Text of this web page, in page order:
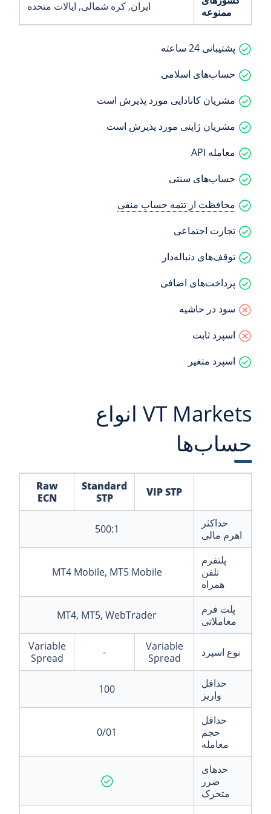
ممنوعه
ایران, کره شمالی, ایالات متحده
پشتیبانی 24 ساعته
حساب‌های اسلامی
مشریان کانادایی مورد پذیرش است
مشریان ژاپنی مورد پذیرش است
معامله API
حساب‌های سنتی
محافظت از تتمه حساب منفی
تجارت اجتماعی
توقف‌های دنباله‌دار
پرداخت‌های اضافی
سود در حاشیه
اسپرد ثابت
اسپرد متغیر
VT Markets انواع
حساب‌ها
VIP STP
Standard
STP
Raw
ECN
حداکثر
اهرم مالی
500:1
پلتفرم
تلفن
همراه
MT4 Mobile, MT5 Mobile
پلت فرم
معاملاتی
MT4, MT5, WebTrader
نوع اسپرد
Variable
Spread
-
Variable
Spread
حداقل
واریز
100
حداقل
حجم
معامله
0/01
حدهای
ضرر
متحرک